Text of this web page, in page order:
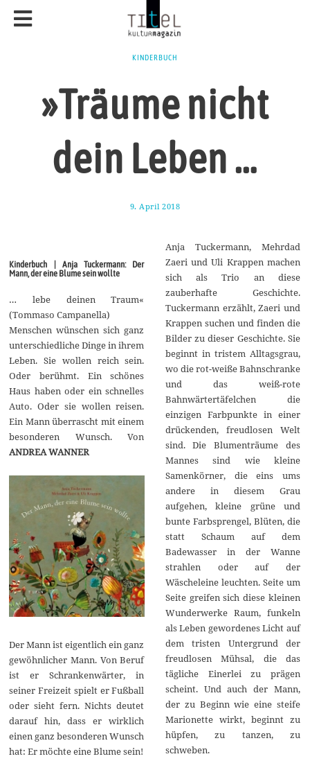
KINDERBUCH
»Träume nicht
dein Leben …
9. April 2018
a
2
0
1
8
Kinderbuch | Anja Tuckermann: Der
Mann, der eine Blume sein wollte
… lebe deinen Traum«
(Tommaso Campanella)
Menschen wünschen sich ganz
unterschiedliche Dinge in ihrem
Leben. Sie wollen reich sein.
Oder berühmt. Ein schönes
Haus haben oder ein schnelles
Auto. Oder sie wollen reisen.
Ein Mann überrascht mit einem
besonderen Wunsch. Von
ANDREA WANNER
Der Mann ist eigentlich ein ganz
gewöhnlicher Mann. Von Beruf
ist er Schrankenwärter, in
seiner Freizeit spielt er Fußball
oder sieht fern. Nichts deutet
darauf hin, dass er wirklich
einen ganz besonderen Wunsch
hat: Er möchte eine Blume sein!
Anja Tuckermann, Mehrdad
Zaeri und Uli Krappen machen
sich als Trio an diese
zauberhafte Geschichte.
Tuckermann erzählt, Zaeri und
Krappen suchen und finden die
Bilder zu dieser Geschichte. Sie
beginnt in tristem Alltagsgrau,
wo die rot-weiße Bahnschranke
und das weiß-rote
Bahnwärtertäfelchen die
einzigen Farbpunkte in einer
drückenden, freudlosen Welt
sind. Die Blumenträume des
Mannes sind wie kleine
Samenkörner, die eins ums
andere in diesem Grau
aufgehen, kleine grüne und
bunte Farbsprengel, Blüten, die
statt Schaum auf dem
Badewasser in der Wanne
strahlen oder auf der
Wäscheleine leuchten. Seite um
Seite greifen sich diese kleinen
Wunderwerke Raum, funkeln
als Leben gewordenes Licht auf
dem tristen Untergrund der
freudlosen Mühsal, die das
tägliche Einerlei zu prägen
scheint. Und auch der Mann,
der zu Beginn wie eine steife
Marionette wirkt, beginnt zu
hüpfen, zu tanzen, zu
schweben.